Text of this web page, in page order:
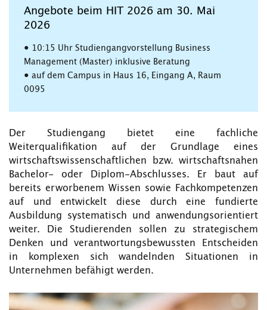
Angebote beim HIT 2026 am 30. Mai
2026
• 10:15 Uhr Studiengangvorstellung Business
Management (Master) inklusive Beratung
• auf dem Campus in Haus 16, Eingang A, Raum
0095
Der Studiengang bietet eine fachliche
Weiterqualifikation auf der Grundlage eines
wirtschaftswissenschaftlichen bzw. wirtschaftsnahen
Bachelor- oder Diplom-Abschlusses. Er baut auf
bereits erworbenem Wissen sowie Fachkompetenzen
auf und entwickelt diese durch eine fundierte
Ausbildung systematisch und anwendungsorientiert
weiter. Die Studierenden sollen zu strategischem
Denken und verantwortungsbewussten Entscheiden
in komplexen sich wandelnden Situationen in
Unternehmen befähigt werden.